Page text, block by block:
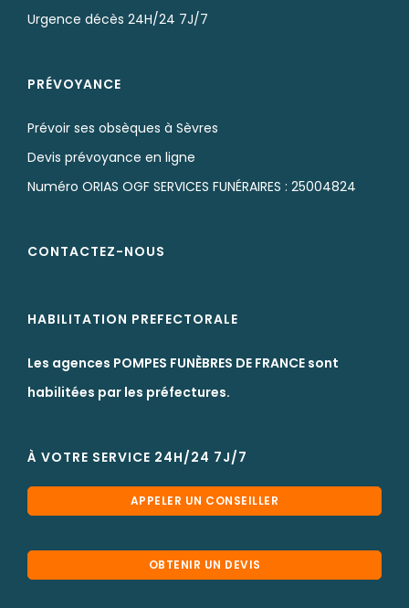
Urgence décès 24H/24 7J/7
PRÉVOYANCE
Prévoir ses obsèques à Sèvres
Devis prévoyance en ligne
Numéro ORIAS OGF SERVICES FUNÉRAIRES : 25004824
CONTACTEZ-NOUS
HABILITATION PREFECTORALE
Les agences POMPES FUNÈBRES DE FRANCE sont
habilitées par les préfectures.
À VOTRE SERVICE 24H/24 7J/7
APPELER UN CONSEILLER
OBTENIR UN DEVIS